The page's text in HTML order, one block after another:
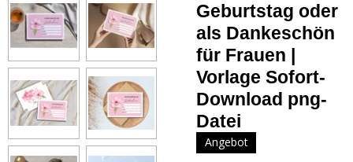
Geburtstag oder
als Dankeschön
für Frauen |
Vorlage Sofort-
Download png-
Datei
Angebot